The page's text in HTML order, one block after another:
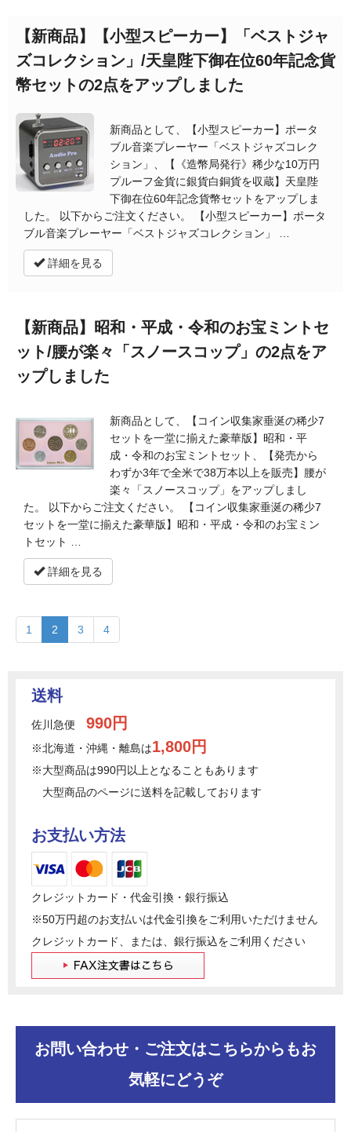
【新商品】【小型スピーカー】「ベストジャ
ズコレクション」/天皇陛下御在位60年記念貨
幣セットの2点をアップしました
新商品として、【小型スピーカー】ポータ
ブル音楽プレーヤー「ベストジャズコレク
ション」、【《造幣局発行》稀少な10万円
プルーフ金貨に銀貨白銅貨を収蔵】天皇陛
下御在位60年記念貨幣セットをアップしま
した。 以下からご注文ください。 【小型スピーカー】ポータ
ブル音楽プレーヤー「ベストジャズコレクション」 …
詳細を見る
【新商品】昭和・平成・令和のお宝ミントセ
ット/腰が楽々「スノースコップ」の2点をア
ップしました
新商品として、【コイン収集家垂涎の稀少7
セットを一堂に揃えた豪華版】昭和・平
成・令和のお宝ミントセット、【発売から
わずか3年で全米で38万本以上を販売】腰が
楽々「スノースコップ」をアップしまし
た。 以下からご注文ください。 【コイン収集家垂涎の稀少7
セットを一堂に揃えた豪華版】昭和・平成・令和のお宝ミン
トセット …
詳細を見る
1 2 3 4
送料
佐川急便 990円
※北海道・沖縄・離島は1,800円
※大型商品は990円以上となることもあります
大型商品のページに送料を記載しております
お支払い方法
クレジットカード・代金引換・銀行振込
※50万円超のお支払いは代金引換をご利用いただけません
クレジットカード、または、銀行振込をご利用ください
お問い合わせ・ご注文はこちらからもお
気軽にどうぞ